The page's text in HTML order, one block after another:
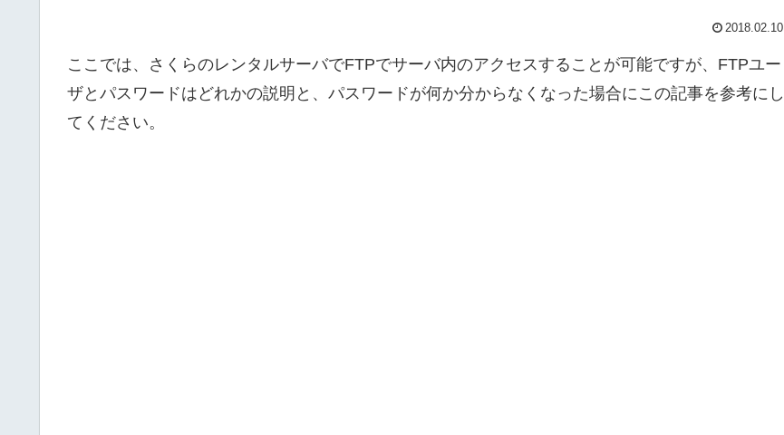
2018.02.10
ここでは、さくらのレンタルサーバでFTPでサーバ内のアクセスすることが可能ですが、FTPユー
ザとパスワードはどれかの説明と、パスワードが何か分からなくなった場合にこの記事を参考にし
てください。